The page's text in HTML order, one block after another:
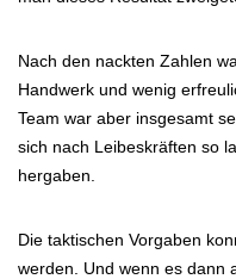
Nach den nackten Zahlen
Handwerk und wenig
Team war aber insgesamt
sich nach Leibeskräften so
hergaben.
Die taktischen Vorgaben
werden. Und wenn es dann